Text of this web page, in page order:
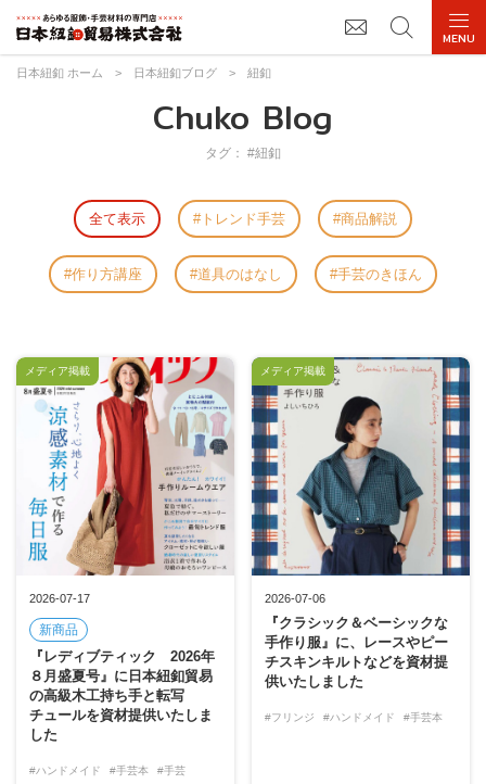
日本紐釦 ホーム > 日本紐釦ブログ > 紐釦
Chuko Blog
タグ： #紐釦
全て表示 トレンド手芸 商品解説
作り方講座 道具のはなし 手芸のきほん
2026-07-17
新商品
『レディブティック 2026年
８月盛夏号』に日本紐釦貿易
の高級木工持ち手と転写
チュールを資材提供いたしま
した
#ハンドメイド #手芸本 #手芸
メディア掲載
2026-07-06
『クラシック＆ベーシックな
手作り服』に、レースやピー
チスキンキルトなどを資材提
供いたしました
#フリンジ #ハンドメイド #手芸本
メディア掲載